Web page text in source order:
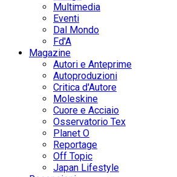
Multimedia
Eventi
Dal Mondo
Fd'A
Magazine
Autori e Anteprime
Autoproduzioni
Critica d'Autore
Moleskine
Cuore e Acciaio
Osservatorio Tex
Planet O
Reportage
Off Topic
Japan Lifestyle